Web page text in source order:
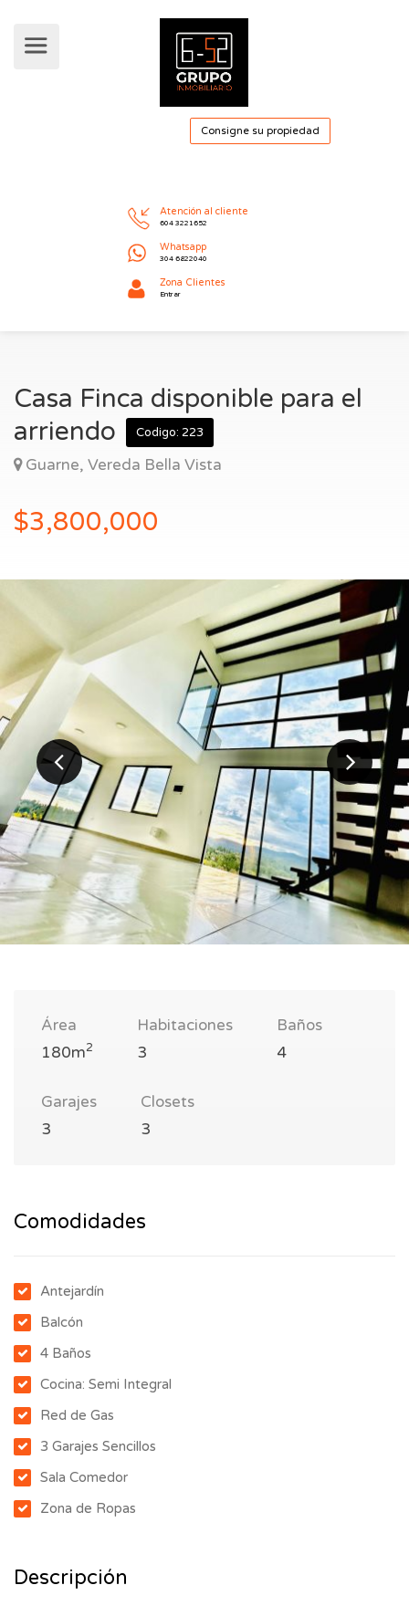
Zona Clientes
Casa Finca disponible para el
arriendo
Codigo: 223
Guarne, Vereda Bella Vista
$3,800,000
Área
180m2
Habitaciones
3
Baños
4
Garajes
3
Closets
3
Comodidades
Antejardín
Balcón
4 Baños
Cocina: Semi Integral
Red de Gas
3 Garajes Sencillos
Sala Comedor
Zona de Ropas
Descripción